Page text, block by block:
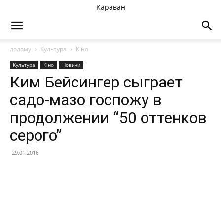
Караван
додому Культура Кіно
Культура Кіно Новини
Ким Бейсингер сыграет
садо-мазо госпожу в
продолжении “50 оттенков
серого”
29.01.2016